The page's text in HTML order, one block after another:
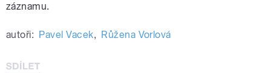
záznamu.
autoři: Pavel Vacek, Růžena Vorlová